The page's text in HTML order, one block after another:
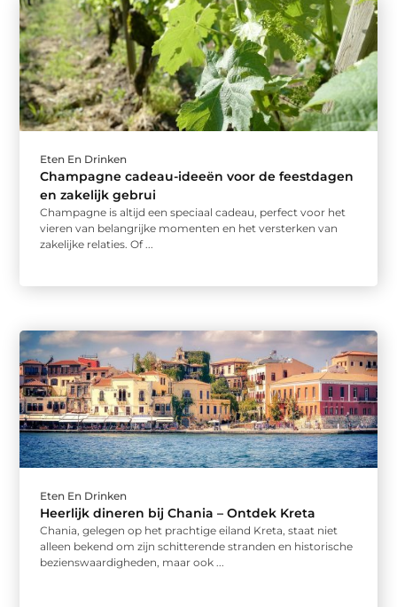
Eten En Drinken
Champagne cadeau-ideeën voor de feestdagen
en zakelijk gebrui
Champagne is altijd een speciaal cadeau, perfect voor het
vieren van belangrijke momenten en het versterken van
zakelijke relaties. Of ...
Eten En Drinken
Heerlijk dineren bij Chania – Ontdek Kreta
Chania, gelegen op het prachtige eiland Kreta, staat niet
alleen bekend om zijn schitterende stranden en historische
bezienswaardigheden, maar ook ...